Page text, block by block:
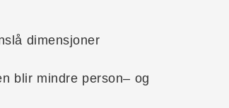
dimensjoner
blir mindre person– og